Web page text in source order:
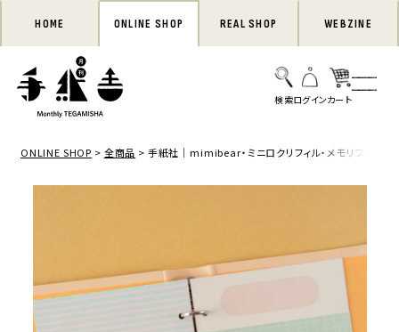
HOME ONLINE SHOP REAL SHOP WEBZINE
ONLINE SHOP 全商品 手紙社｜mimibear・ミニロクリフィル・メモリフィル「